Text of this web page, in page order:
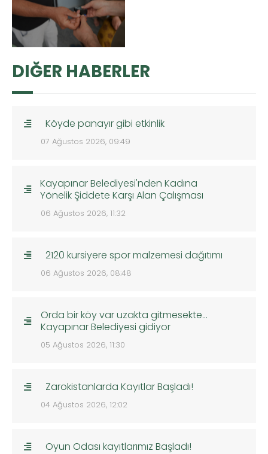
DIĞER HABERLER
Köyde panayır gibi etkinlik
07 Ağustos 2026, 09:49
Kayapınar Belediyesi'nden Kadına
Yönelik Şiddete Karşı Alan Çalışması
06 Ağustos 2026, 11:32
2120 kursiyere spor malzemesi dağıtımı
06 Ağustos 2026, 08:48
Orda bir köy var uzakta gitmesekte…
Kayapınar Belediyesi gidiyor
05 Ağustos 2026, 11:30
Zarokistanlarda Kayıtlar Başladı!
04 Ağustos 2026, 12:02
Oyun Odası kayıtlarımız Başladı!